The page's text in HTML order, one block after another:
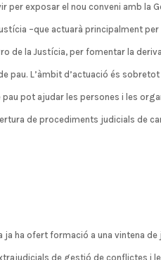
per exposar el nou conveni amb la
–que actuarà principalment
de la Justícia, per fomentar la
pau. L’àmbit d’actuació és
pot ajudar les persones i les
de procediments judicials de
ja ha ofert formació a una vintena
de gestió de conflictes i